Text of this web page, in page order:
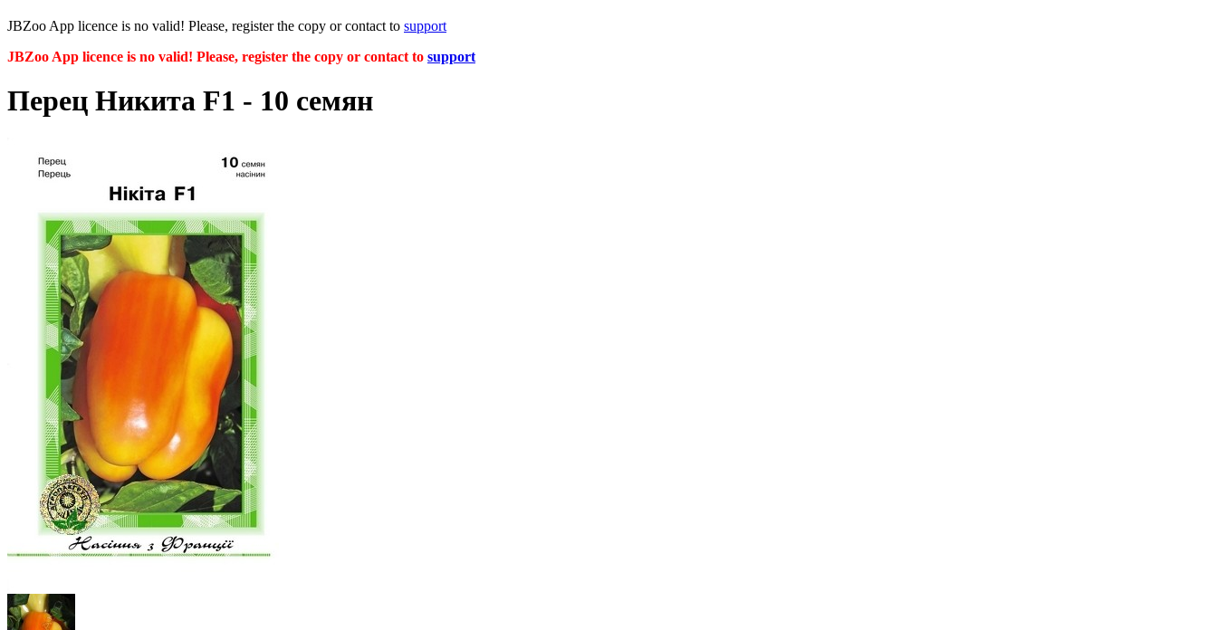
JBZoo App licence is no valid! Please, register the copy or contact to support
JBZoo App licence is no valid! Please, register the copy or contact to support
Перец Никита F1 - 10 семян